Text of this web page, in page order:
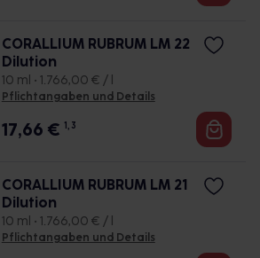
CORALLIUM RUBRUM LM 22
Dilution
10 ml • 1.766,00 € / l
Pflichtangaben und Details
17,66 € 1, 3
CORALLIUM RUBRUM LM 21
Dilution
10 ml • 1.766,00 € / l
Pflichtangaben und Details